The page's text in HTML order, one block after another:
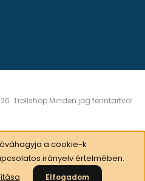
Trollshop Minden jog fenntartva!
a cookie-k
irányelv értelmében.
Elfogadom